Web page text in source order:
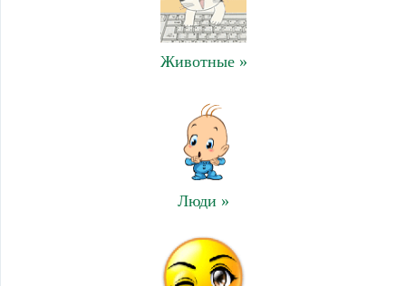
Животные »
Люди »